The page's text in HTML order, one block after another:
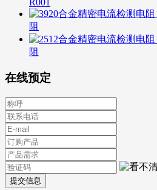
R001
阻
阻
在线预定
提交信息